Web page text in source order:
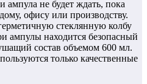
не будет ждать, пока
офису или производству.
стеклянную колбу
ампулы находится безопасный
состав объемом 600 мл.
только качественные